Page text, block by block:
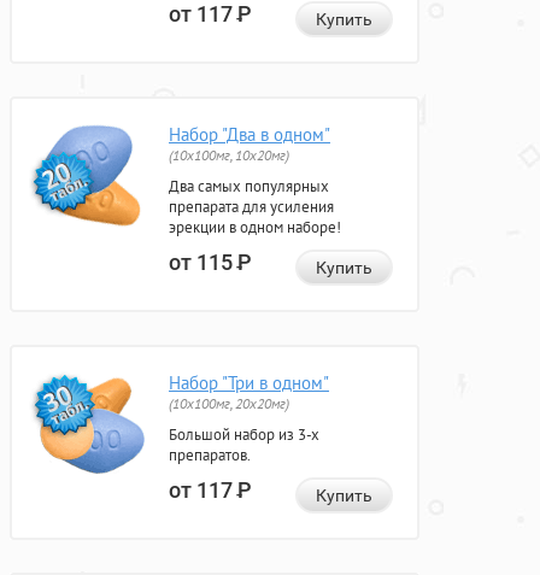
от 117Р Купить
Набор "Два в одном"
(10x100мг, 10x20мг)
Два самых популярных
препарата для усиления
эрекции в одном наборе!
от 115Р Купить
Набор "Три в одном"
(10x100мг, 20x20мг)
Большой набор из 3-х
препаратов.
от 117Р Купить